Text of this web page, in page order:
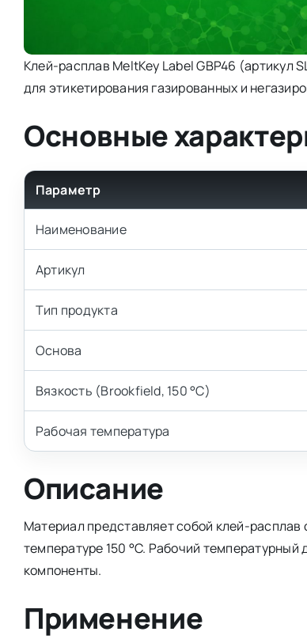
Клей-расплав MeltKey Label GBP46 (артикул
для этикетирования газированных и
Основные
Параметр
Наименование
Артикул
Тип продукта
Основа
Вязкость (Brookfield, 150 °C)
Рабочая температура
Описание
Материал представляет собой клей-
температуре 150 °C. Рабочий
компоненты.
Применение